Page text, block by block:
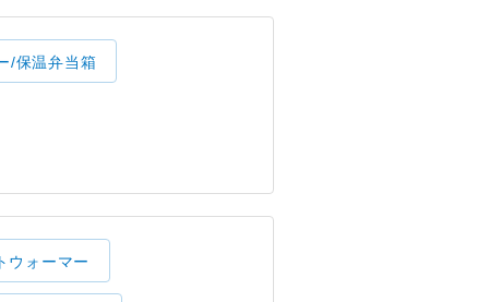
/保温弁当箱
ウォーマー